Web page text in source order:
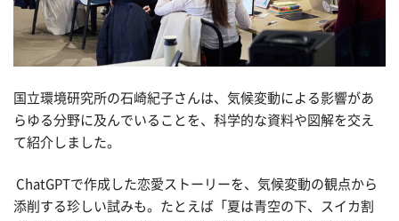
国立環境研究所の石崎紀子さんは、気候変動による影響があ
らゆる分野に及んでいることを、科学的な資料や図解を交え
て紹介しました。
ChatGPTで作成した恋愛ストーリーを、気候変動の観点から
添削する珍しい試みも。たとえば「夏は青空の下、スイカ割